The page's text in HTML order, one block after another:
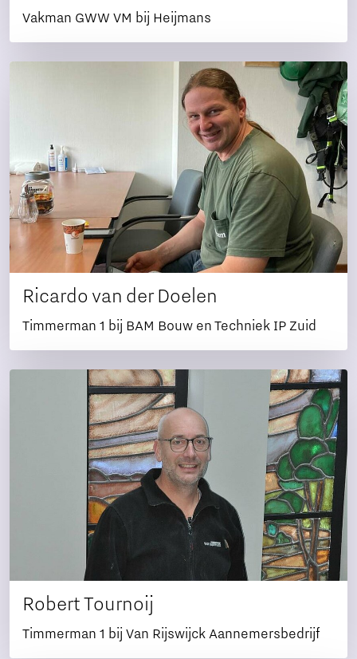
Vakman GWW VM bij Heijmans
Ricardo van der Doelen
Timmerman 1 bij BAM Bouw en Techniek IP Zuid
Robert Tournoij
Timmerman 1 bij Van Rijswijck Aannemersbedrijf